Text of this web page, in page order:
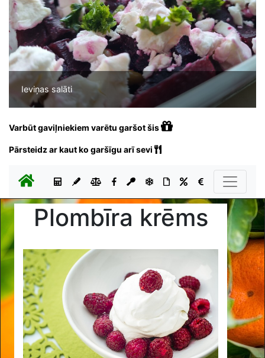
Ieviņas salāti
Varbūt gaviļniekiem varētu garšot šis
Pārsteidz ar kaut ko garšīgu arī sevi
Plombīra krēms